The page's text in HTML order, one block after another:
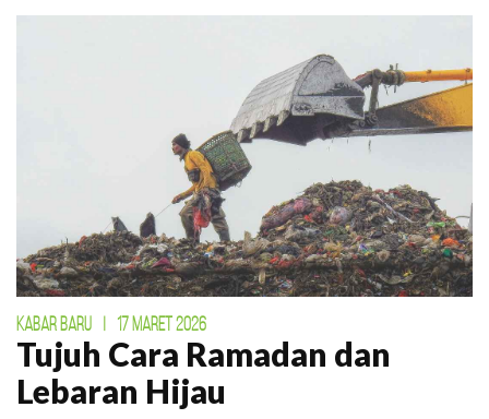
KABAR BARU 17 MARET 2026
Tujuh Cara Ramadan dan
Lebaran Hijau